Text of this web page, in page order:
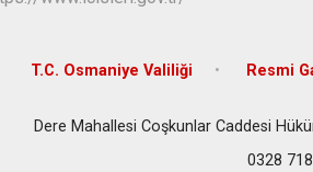
T.C. Osmaniye Valiliği Resmi
Dere Mahallesi Coşkunlar Caddesi
0328